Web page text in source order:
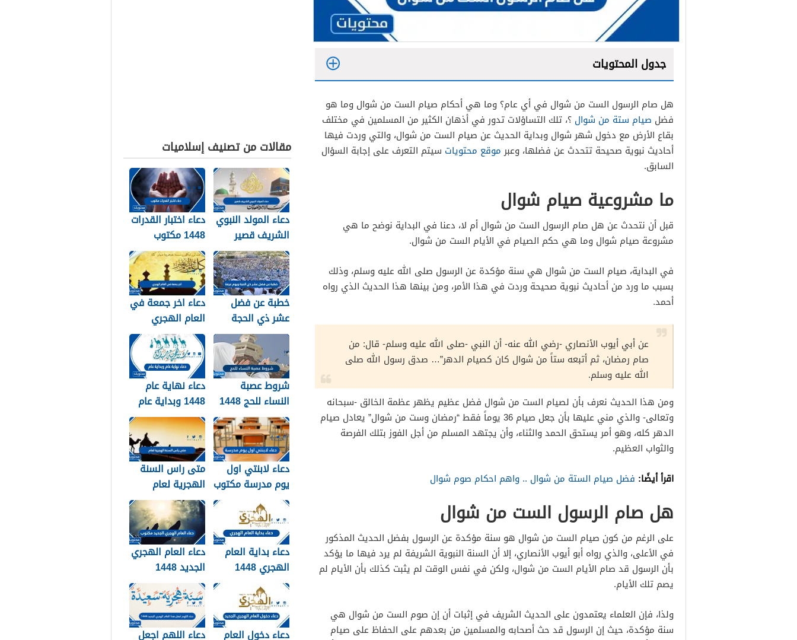
جدول المحتويات
هل صام الرسول الست من شوال في أي عام؟ وما هي أحكام صيام الست من شوال وما هو
فضل صيام ستة من شوال ؟، تلك التساؤلات تدور في أذهان الكثير من المسلمين في مختلف
بقاع الأرض مع دخول شهر شوال وبداية الحديث عن صيام الست من شوال، والتي وردت فيها
أحاديث نبوية صحيحة تتحدث عن فضلها، وعبرموقع محتويات سيتم التعرف على إجابة السؤال
السابق.
ما مشروعية صيام شوال
قبل أن نتحدث عن هل صام الرسول الست من شوال أم لا، دعنا في البداية نوضح ما هي
مشروعة صيام شوال وما هي حكم الصيام في الأيام الست من شوال.
في البداية، صيام الست من شوال هي سنة مؤكدة عن الرسول صلى الله عليه وسلم، وذلك
بسبب ما ورد من أحاديث نبوية صحيحة وردت في هذا الأمر، ومن بينها هذا الحديث الذي رواه
أحمد.
عن أبي أيوب الأنصاري -رضي الله عنه- أن النبي -صلى الله عليه وسلم- قال: من
صام رمضان، ثم أتبعه ستاً من شوال كان كصيام الدهر”… صدق رسول الله صلى
الله عليه وسلم.
ومن هذا الحديث نعرف بأن لصيام الست من شوال فضل عظيم يظهر عظمة الخالق -سبحانه
وتعالى- والذي مني عليها بأن جعل صيام 36 يوماً فقط “رمضان وست من شوال” يعادل صيام
الدهر كله، وهو أمر يستحق الحمد والثناء، وأن يجتهد المسلم من أجل الفوز بتلك الفرصة
والثواب العظيم.
اقرأ أيضًا: فضل صيام الستة من شوال .. واهم احكام صوم شوال
هل صام الرسول الست من شوال
على الرغم من كون صيام الست من شوال هو سنة مؤكدة عن الرسول بفضل الحديث المذكور
في الأعلى، والذي رواه أبو أيوب الأنصاري، إلا أن السنة النبوية الشريفة لم يرد فيها ما يؤكد
بأن الرسول قد صام الأيام الست من شوال، ولكن في نفس الوقت لم يثبت كذلك بأن الأيام لم
يصم تلك الأيام.
ولذا، فإن العلماء يعتمدون على الحديث الشريف في إثبات أن إن صوم الست من شوال هي
سنة مؤكدة، حيث إن الرسول قد حث أصحابه والمسلمين من بعدهم على الحفاظ على صيام
مقالات من تصنيف إسلاميات
دعاء المولد النبوي
الشريف قصير
2026 مكتوب
دعاء اختبار القدرات
1448 مكتوب
خطبة عن فضل
عشر ذي الحجة
ويوم عرفة 1448 /
2026
دعاء اخر جمعة في
العام الهجري
1447 ودخول العام
الجديد 1448
شروط عصبة
النساء للحج 1448
دعاء نهاية عام
1448 وبداية عام
1449
دعاء لابنتي اول
يوم مدرسة مكتوب
وبالصور 2026
متى راس السنة
الهجرية لعام
2026
دعاء بداية العام
الهجري 1448
مكتوب وبالصور
2026
دعاء العام الهجري
الجديد 1448
مكتوب
دعاء دخول العام
دعاء اللهم اجعل